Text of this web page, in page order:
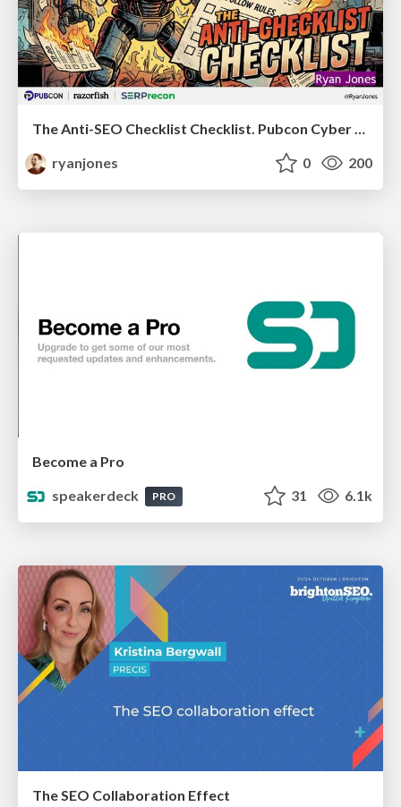
The Anti-SEO Checklist Checklist. Pubcon Cyber Week
ryanjones
0 200
Become a Pro
speakerdeck
PRO 31 6.1k
The SEO Collaboration Effect